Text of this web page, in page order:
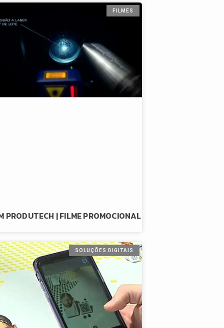
FILMES
PRODUTECH | FILME PROMOCIONAL
SOLUÇÕES DIGITAIS